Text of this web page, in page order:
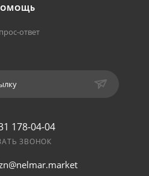
ответ
178-04-04
ЗВОНОК